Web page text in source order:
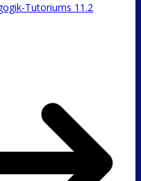
Tutoriums 11.2